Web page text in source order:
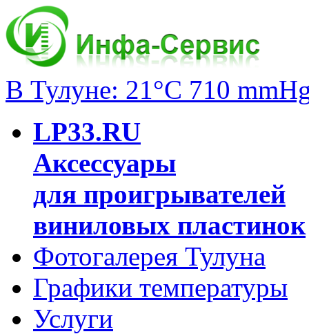
В Тулуне: 21°C 710
LP33.RU
Аксессуары
для проигрывателей
виниловых пластинок
Фотогалерея Тулуна
Графики температуры
Услуги